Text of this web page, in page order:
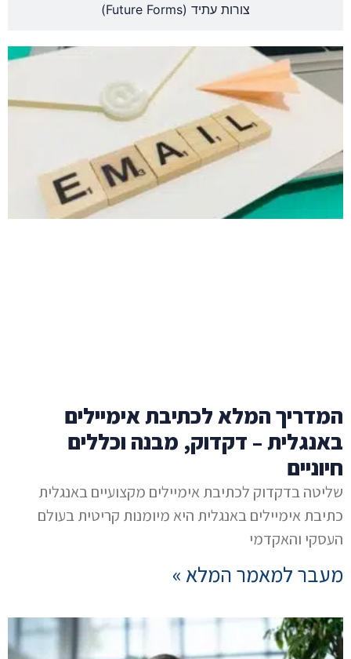
צורות עתיד (Future Forms)
המדריך המלא לכתיבת אימיילים
באנגלית – דקדוק, מבנה וכללים
חיוניים
שליטה בדקדוק לכתיבת אימיילים מקצועיים באנגלית
כתיבת אימיילים באנגלית היא מיומנות קריטית בעולם
העסקי והאקדמי
מעבר למאמר המלא »